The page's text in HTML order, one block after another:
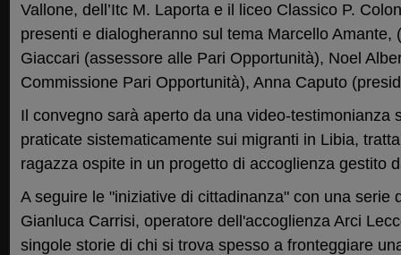
Vallone, dell’Itc M. Laporta e il liceo Classico P.
presenti e dialogheranno sul tema Marcello Amante,
Giaccari (assessore alle Pari Opportunità), Noel
Commissione Pari Opportunità), Anna Caputo
Il convegno sarà aperto da una video-testimonianza
praticate sistematicamente sui migranti in Libia,
ragazza ospite in un progetto di accoglienza gestito
A seguire le "iniziative di cittadinanza" con una serie
Gianluca Carrisi, operatore dell'accoglienza Arci
singole storie di chi si trova spesso a fronteggiare